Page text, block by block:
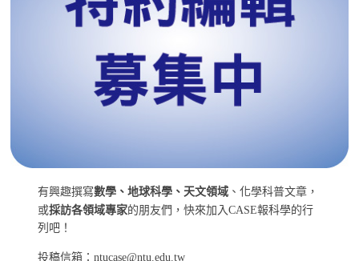
有興趣撰寫數學、地球科學、天文領域 、化學科普文章，
或採訪各領域專家的朋友們，快來加入CASE報科學的行
列吧！
投稿信箱：ntucase@ntu.edu.tw